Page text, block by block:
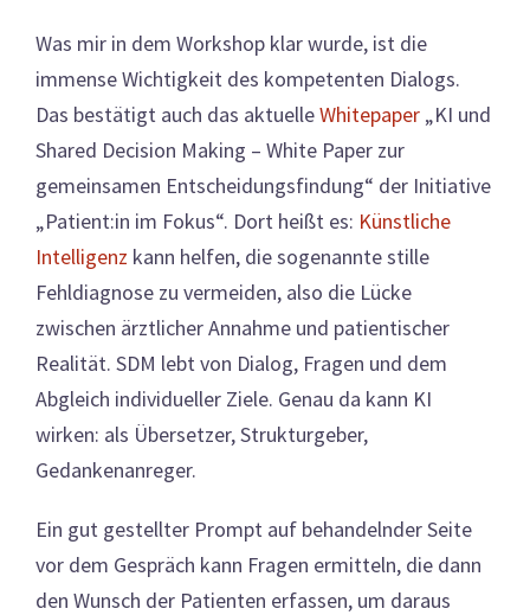
Was mir in dem Workshop klar wurde, ist die
immense Wichtigkeit des kompetenten Dialogs.
Das bestätigt auch das aktuelleWhitepaper „KI und
Shared Decision Making – White Paper zur
gemeinsamen Entscheidungsfindung“ der Initiative
„Patient:in im Fokus“. Dort heißt es: Künstliche
Intelligenz kann helfen, die sogenannte stille
Fehldiagnose zu vermeiden, also die Lücke
zwischen ärztlicher Annahme und patientischer
Realität. SDM lebt von Dialog, Fragen und dem
Abgleich individueller Ziele. Genau da kann KI
wirken: als Übersetzer, Strukturgeber,
Gedankenanreger.
Ein gut gestellter Prompt auf behandelnder Seite
vor dem Gespräch kann Fragen ermitteln, die dann
den Wunsch der Patienten erfassen, um daraus